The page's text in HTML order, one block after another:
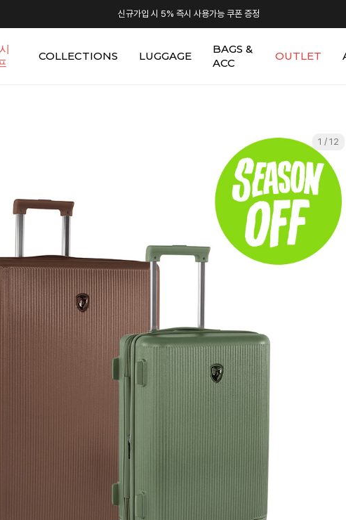
신규가입 시 5% 즉시 사용가능 쿠폰 증정
COLLECTIONS LUGGAGE
BAGS &
ACC
OUTLET
1 / 12